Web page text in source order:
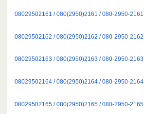
08029502161 / 080(2950)2161 / 080-2950-2161
08029502162 / 080(2950)2162 / 080-2950-2162
08029502163 / 080(2950)2163 / 080-2950-2163
08029502164 / 080(2950)2164 / 080-2950-2164
08029502165 / 080(2950)2165 / 080-2950-2165